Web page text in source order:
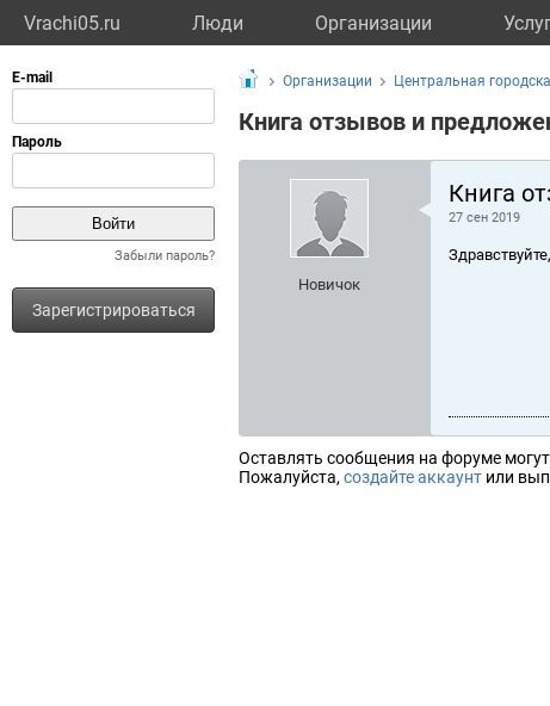
Vrachi05.ru Люди Организации
Забыли пароль?
Зарегистрироваться
Организации Центральная
Книга отзывов и
Новичок
Книга
27 сен 2019
Оставлять сообщения на форуме
Пожалуйста, создайте аккаунт или